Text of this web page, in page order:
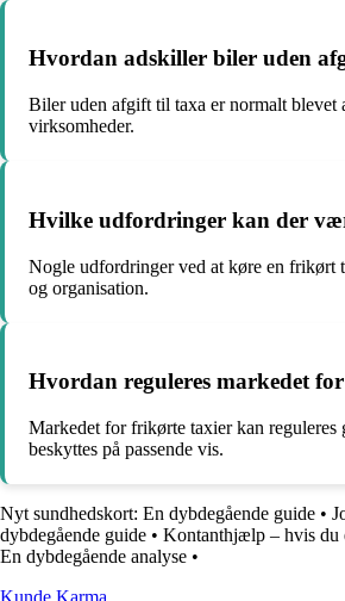
Hvordan adskiller biler uden
Biler uden afgift til taxa er normalt blevet
virksomheder.
Hvilke udfordringer kan der
Nogle udfordringer ved at køre en frikørt
og organisation.
Hvordan reguleres markedet
Markedet for frikørte taxier kan reguleres
beskyttes på passende vis.
Nyt sundhedskort: En dybdegående guide •
dybdegående guide • Kontanthjælp – hvis du
En dybdegående analyse •
Kunde Karma